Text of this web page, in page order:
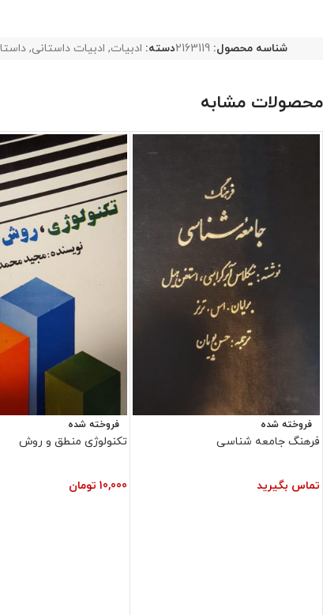
شناسه محصول:2163119دسته: ادبیات, ادبیات داستانی,
محصولات مشابه
فروخته شده
فرهنگ جامعه شناسی
تماس بگیرید
فروخته شده
تکنولوژی منطق و روش
10,000 تومان